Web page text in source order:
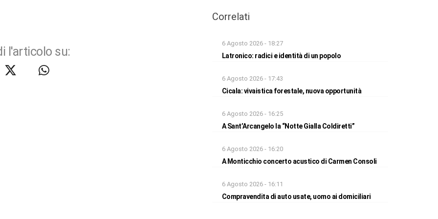
l'articolo su:
Correlati
6 Agosto 2026 - 18:27
Latronico: radici e identità di un popolo
6 Agosto 2026 - 17:43
Cicala: vivaistica forestale, nuova opportunità
6 Agosto 2026 - 16:25
A Sant’Arcangelo la “Notte Gialla Coldiretti”
6 Agosto 2026 - 16:20
A Monticchio concerto acustico di Carmen Consoli
6 Agosto 2026 - 16:11
Compravendita di auto usate, uomo ai domiciliari